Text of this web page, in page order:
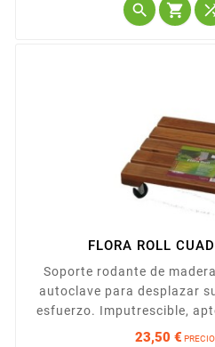
 
FLORA ROLL
Soporte rodante de
autoclave para desplazar
esfuerzo. Imputrescible,
ruedas, 2 de
23,50 €